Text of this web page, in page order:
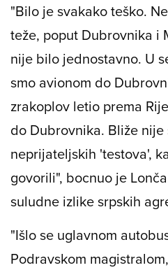
"Bilo je svakako teško.
teže, poput Dubrovnika i
nije bilo jednostavno. U
smo avionom do
zrakoplov letio prema
do Dubrovnika. Bliže
neprijateljskih 'testova',
govorili", bocnuo je
suludne izlike srpskih
"Išlo se uglavnom
Podravskom